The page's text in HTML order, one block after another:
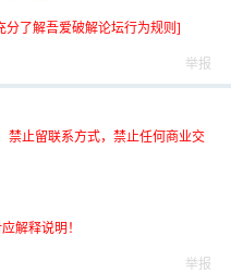
分了解吾爱破解论坛行为规则]
举报
禁止留联系方式，禁止任何商业交
解释说明！
举报